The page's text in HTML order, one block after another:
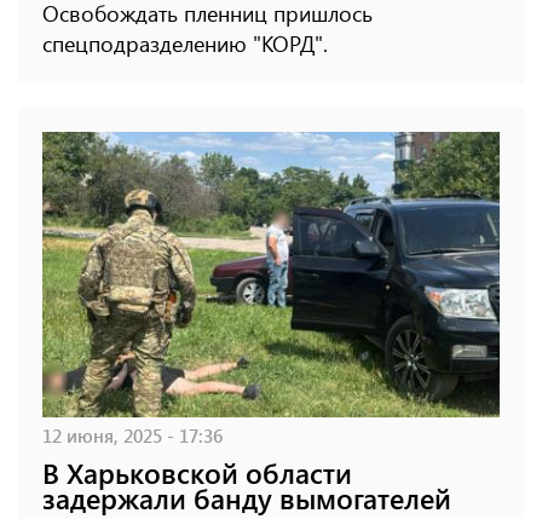
Освобождать пленниц пришлось
спецподразделению "КОРД".
12 июня, 2025 - 17:36
В Харьковской области
задержали банду вымогателей